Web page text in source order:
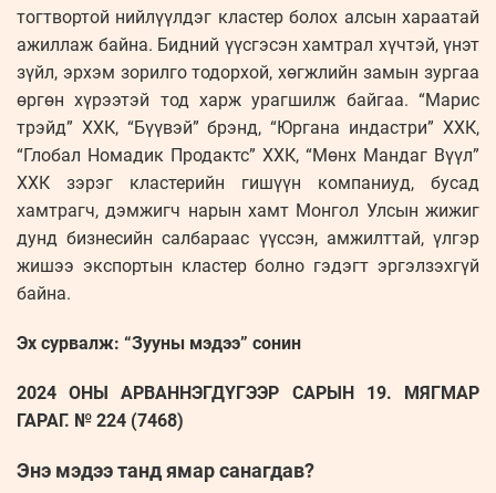
тогтвортой нийлүүлдэг кластер болох алсын хараатай
ажиллаж байна. Бидний үүсгэсэн хамтрал хүчтэй, үнэт
зүйл, эрхэм зорилго тодорхой, хөгжлийн замын зургаа
өргөн хүрээтэй тод харж урагшилж байгаа. “Марис
трэйд” ХХК, “Бүүвэй” брэнд, “Юргана индастри” ХХК,
“Глобал Номадик Продактс” ХХК, “Мөнх Мандаг Вүүл”
ХХК зэрэг кластерийн гишүүн компаниуд, бусад
хамтрагч, дэмжигч нарын хамт Монгол Улсын жижиг
дунд бизнесийн салбараас үүссэн, амжилттай, үлгэр
жишээ экспортын кластер болно гэдэгт эргэлзэхгүй
байна.
Эх сурвалж: “Зууны мэдээ” сонин
2024 ОНЫ АРВАННЭГДҮГЭЭР САРЫН 19. МЯГМАР
ГАРАГ. № 224 (7468)
Энэ мэдээ танд ямар санагдав?